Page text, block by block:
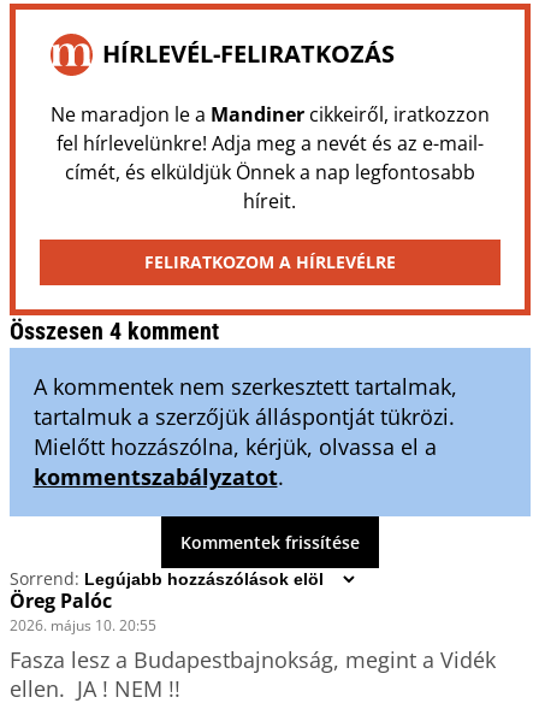
HÍRLEVÉL-FELIRATKOZÁS
Ne maradjon le a Mandinercikkeiről, iratkozzon
fel hírlevelünkre! Adja meg a nevét és az e-mail-
címét, és elküldjük Önnek a nap legfontosabb
híreit.
FELIRATKOZOM A HÍRLEVÉLRE
Összesen 4 komment
A kommentek nem szerkesztett tartalmak,
tartalmuk a szerzőjük álláspontját tükrözi.
Mielőtt hozzászólna, kérjük, olvassa el a
kommentszabályzatot.
Kommentek frissítése
Sorrend:
Öreg Palóc
2026. május 10. 20:55
Fasza lesz a Budapestbajnokság, megint a Vidék
ellen.  JA ! NEM !!